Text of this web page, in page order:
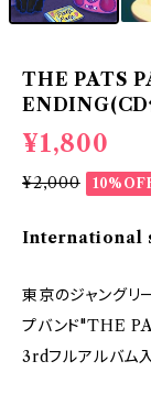
THE PATS
ENDING(CD
¥1,800
¥2,000
International
東京のジャングリ
プバンド"THE
3rdフルアルバム